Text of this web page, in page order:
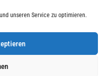
unseren Service zu optimieren.